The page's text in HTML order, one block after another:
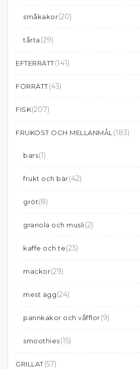
småkakor(20)
tårta (29)
EFTERRÄTT(141)
FÖRRÄTT(43)
FISK(207)
FRUKOST OCH MELLANMÅL (183)
bars(1)
frukt och bär(42)
gröt(8)
granola och musli(2)
kaffe och te(23)
mackor(29)
mest ägg(24)
pannkakor och våfflor(9)
smoothies(15)
GRILLAT(57)